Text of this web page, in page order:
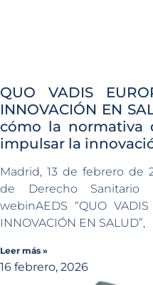
QUO VADIS
INNOVACIÓN EN
cómo la normativa
impulsar la
Madrid, 13 de febrero de
de Derecho Sanitario
webinAEDS “QUO
INNOVACIÓN EN SALUD”,
Leer más »
16 febrero, 2026